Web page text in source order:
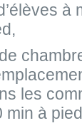
à
les
min à